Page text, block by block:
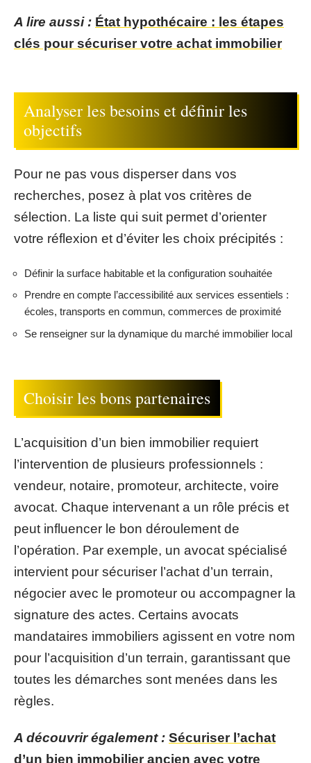
A lire aussi : État hypothécaire : les étapes
clés pour sécuriser votre achat immobilier
Analyser les besoins et définir les
objectifs
Pour ne pas vous disperser dans vos
recherches, posez à plat vos critères de
sélection. La liste qui suit permet d’orienter
votre réflexion et d’éviter les choix précipités :
Définir la surface habitable et la configuration souhaitée
Prendre en compte l’accessibilité aux services essentiels :
écoles, transports en commun, commerces de proximité
Se renseigner sur la dynamique du marché immobilier local
Choisir les bons partenaires
L’acquisition d’un bien immobilier requiert
l’intervention de plusieurs professionnels :
vendeur, notaire, promoteur, architecte, voire
avocat. Chaque intervenant a un rôle précis et
peut influencer le bon déroulement de
l’opération. Par exemple, un avocat spécialisé
intervient pour sécuriser l’achat d’un terrain,
négocier avec le promoteur ou accompagner la
signature des actes. Certains avocats
mandataires immobiliers agissent en votre nom
pour l’acquisition d’un terrain, garantissant que
toutes les démarches sont menées dans les
règles.
A découvrir également : Sécuriser l’achat
d’un bien immobilier ancien avec votre